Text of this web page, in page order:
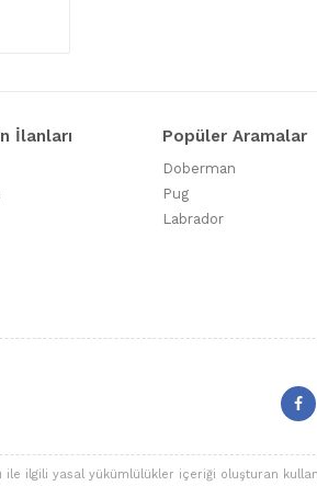
İlanları Popüler Aramalar
Doberman
Pug
Labrador
ilgili yasal yükümlülükler içeriği oluşturan